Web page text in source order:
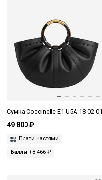
Сумка Coccinelle E1 U5A 18 02 01
49 800 ₽
Плати частями
Баллы +8 466 ₽